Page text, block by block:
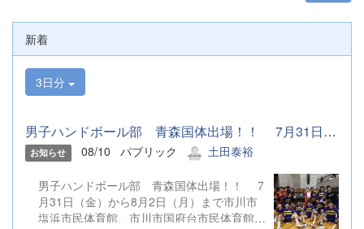
新着
3日分
男子ハンドボール部 青森国体出場！！ 7月31日（金）から8月2...
お知らせ 08/10 パブリック 土田泰裕
男子ハンドボール部 青森国体出場！！ 7
月31日（金）から8月2日（月）まで市川市
塩浜市民体育館、市川市国府台市民体育館他